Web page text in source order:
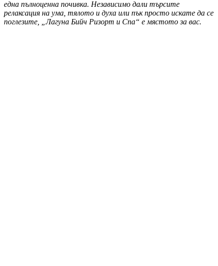
една пълноценна почивка. Независимо дали търсите
релаксация на ума, тялото и духа или пък просто искате да се
поглезите, „Лагуна Бийч Ризорт и Спа“ е мястото за вас.